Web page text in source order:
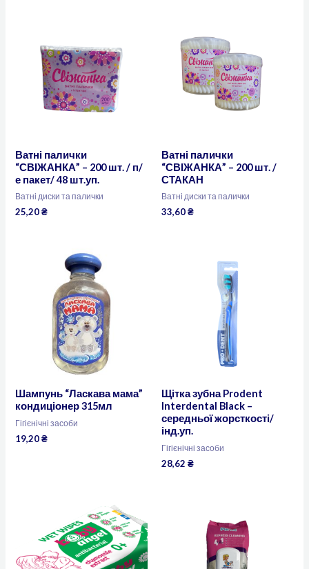
Ватні палички
“СВІЖАНКА” – 200 шт. / п/
е пакет/ 48 шт.уп.
Ватні диски та палички
25,20₴
Ватні палички
“СВІЖАНКА” – 200 шт. /
СТАКАН
Ватні диски та палички
33,60₴
Шампунь “Ласкава мама”
кондиціонер 315мл
Гігієнічні засоби
19,20₴
Щітка зубна Prodent
Interdental Black –
середньої жорсткості/
інд.уп.
Гігієнічні засоби
28,62 ₴